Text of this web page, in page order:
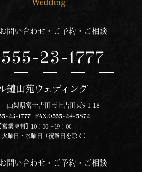
問い合わせ・ご予約・ご相談
23-1777
鐘山苑ウェディング
山梨県富士吉田市上吉田東9-1-18
23-1777 FAX:0555-24-5872
【営業時間】10：00～19：00
曜日・水曜日（祝祭日を除く）
問い合わせ・ご予約・ご相談